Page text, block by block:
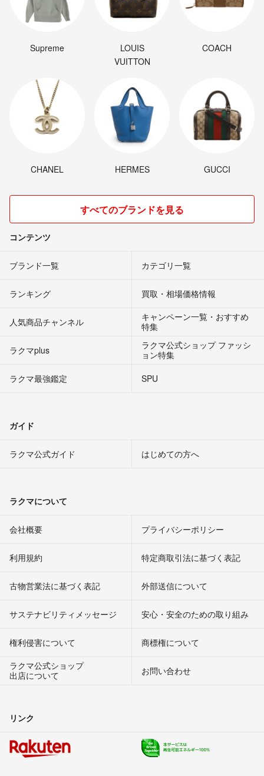
Supreme
LOUIS
VUITTON
COACH
CHANEL HERMES GUCCI
すべてのブランドを見る
コンテンツ
ブランド一覧 カテゴリ一覧
ランキング 買取・相場価格情報
人気商品チャンネル
キャンペーン一覧・おすすめ
特集
ラクマplus
ラクマ公式ショップ ファッシ
ョン特集
ラクマ最強鑑定
SPU
ガイド
ラクマ公式ガイド はじめての方へ
ラクマについて
会社概要 プライバシーポリシー
利用規約 特定商取引法に基づく表記
古物営業法に基づく表記 外部送信について
サステナビリティメッセージ 安心・安全のための取り組み
権利侵害について
商標権について
ラクマ公式ショップ
出店について
お問い合わせ
リンク